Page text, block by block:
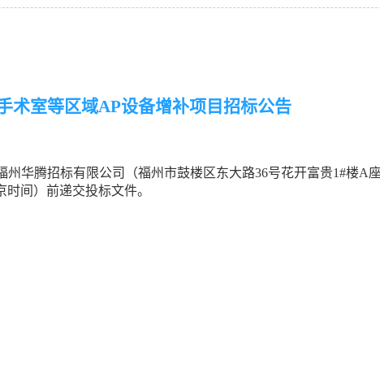
术室等区域AP设备增补项目招标公告
州华腾招标有限公司（福州市鼓楼区东大路36号花开富贵1#楼A
时间）前递交投标文件。